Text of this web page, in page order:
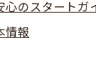
心のスタートガ
情報